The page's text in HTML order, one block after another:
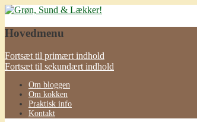
Grøn, Sund & Lækker!
Hovedmenu
Fortsæt til primært indhold
Fortsæt til sekundært indhold
Om bloggen
Om kokken
Praktisk info
Kontakt